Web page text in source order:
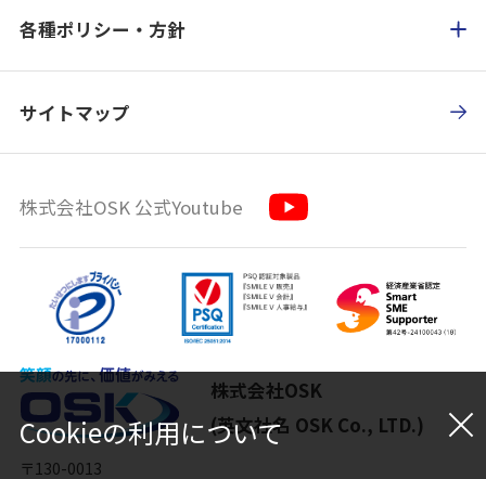
各種ポリシー・方針
サイトマップ
株式会社OSK 公式Youtube
株式会社OSK
(英文社名 OSK Co., LTD.)
〒130-0013
Cookieの利用について